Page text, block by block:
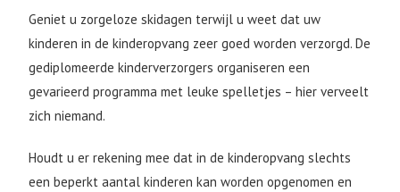
Geniet u zorgeloze skidagen terwijl u weet dat uw
kinderen in de kinderopvang zeer goed worden verzorgd. De
gediplomeerde kinderverzorgers organiseren een
gevarieerd programma met leuke spelletjes – hier verveelt
zich niemand.
Houdt u er rekening mee dat in de kinderopvang slechts
een beperkt aantal kinderen kan worden opgenomen en